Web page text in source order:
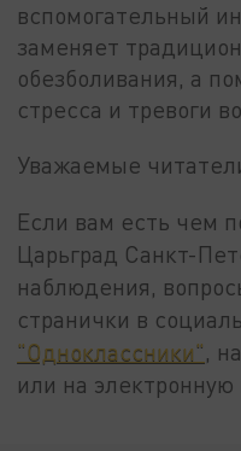
вспомогательный
заменяет
обезболивания, а
стресса и тревоги
Уважаемые
Если вам есть чем
Царьград Санкт-
наблюдения,
странички в
"Одноклассники",
или на электронную